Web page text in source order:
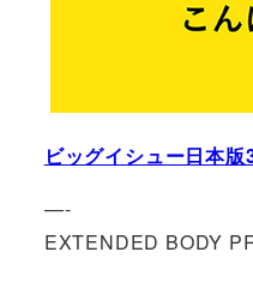
ビッグイシュー日本版
—-
EXTENDED BODY